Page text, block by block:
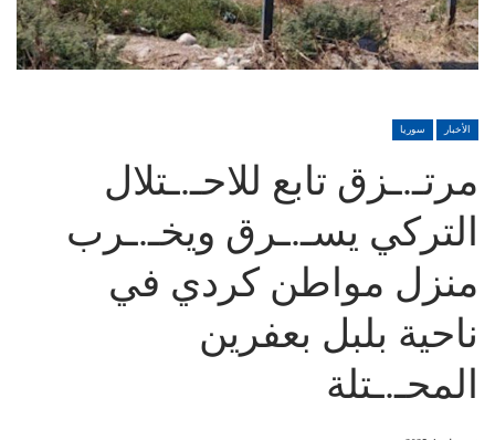
الأخبار سوريا
مرتـ.ـزق تابع للاحـ.ـتلال
التركي يسـ.ـرق ويخـ.ـرب
منزل مواطن كردي في
ناحية بلبل بعفرين
المحـ.ـتلة